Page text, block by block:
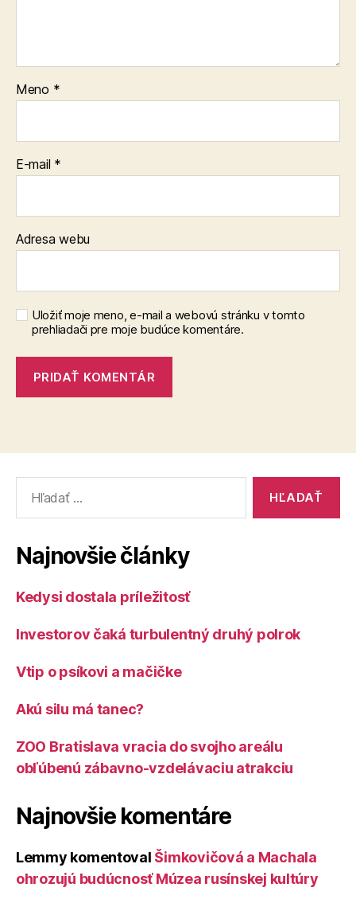
Meno *
E-mail *
Adresa webu
Uložiť moje meno, e-mail a webovú stránku v tomto
prehliadači pre moje budúce komentáre.
Najnovšie články
Kedysi dostala príležitosť
Investorov čaká turbulentný druhý polrok
Vtip o psíkovi a mačičke
Akú silu má tanec?
ZOO Bratislava vracia do svojho areálu
obľúbenú zábavno-vzdelávaciu atrakciu
Najnovšie komentáre
Lemmy komentoval Šimkovičová a Machala
ohrozujú budúcnosť Múzea rusínskej kultúry